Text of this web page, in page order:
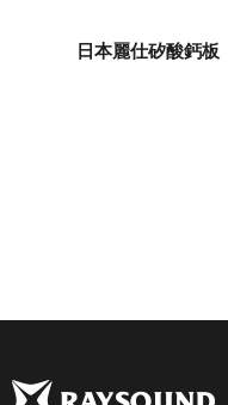
日本麗仕矽酸鈣板